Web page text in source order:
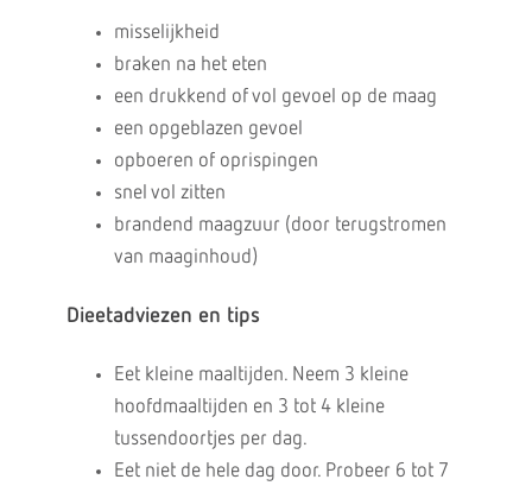
misselijkheid
braken na het eten
een drukkend of vol gevoel op de maag
een opgeblazen gevoel
opboeren of oprispingen
snel vol zitten
brandend maagzuur (door terugstromen
van maaginhoud)
Dieetadviezen en tips
Eet kleine maaltijden. Neem 3 kleine
hoofdmaaltijden en 3 tot 4 kleine
tussendoortjes per dag.
Eet niet de hele dag door. Probeer 6 tot 7